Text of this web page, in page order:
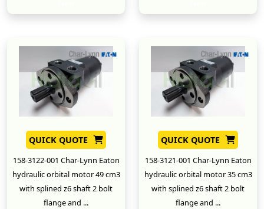
QUICK QUOTE
158-3122-001 Char-Lynn Eaton
hydraulic orbital motor 49 cm3
with splined z6 shaft 2 bolt
flange and ...
QUICK QUOTE
158-3121-001 Char-Lynn Eaton
hydraulic orbital motor 35 cm3
with splined z6 shaft 2 bolt
flange and ...